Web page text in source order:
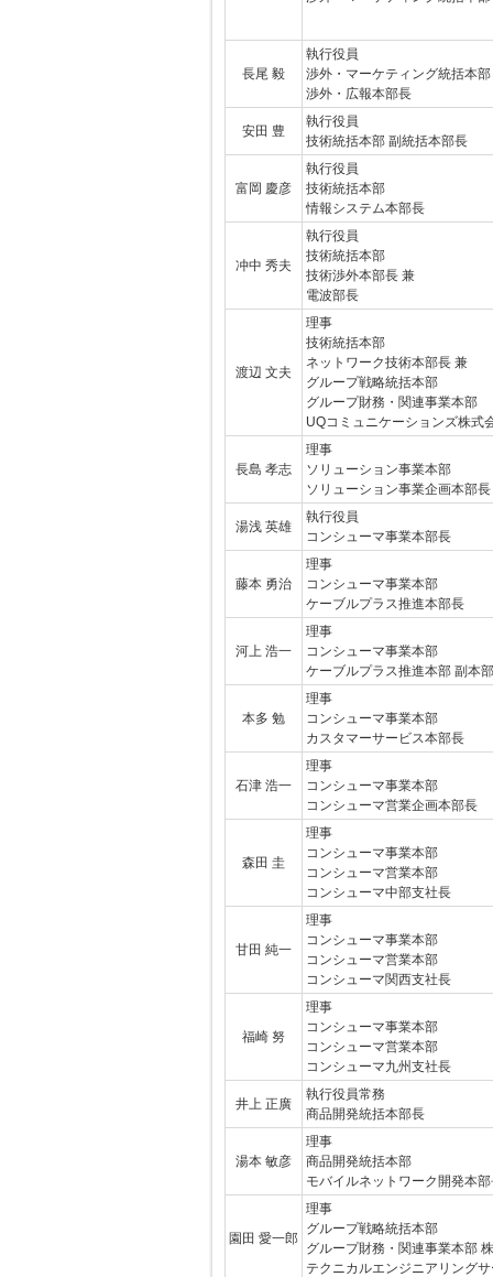
長尾 毅
執行役員
渉外・マーケティング統括本部
渉外・広報本部長
安田 豊
執行役員
技術統括本部 副統括本部長
富岡 慶彦
執行役員
技術統括本部
情報システム本部長
冲中 秀夫
執行役員
技術統括本部
技術渉外本部長 兼
電波部長
渡辺 文夫
理事
技術統括本部
ネットワーク技術本部長 兼
グループ戦略統括本部
グループ財務・関連事業本部
UQコミュニケーションズ株式
長島 孝志
理事
ソリューション事業本部
ソリューション事業企画本部長
湯浅 英雄
執行役員
コンシューマ事業本部長
藤本 勇治
理事
コンシューマ事業本部
ケーブルプラス推進本部長
河上 浩一
理事
コンシューマ事業本部
ケーブルプラス推進本部 副本
本多 勉
理事
コンシューマ事業本部
カスタマーサービス本部長
石津 浩一
理事
コンシューマ事業本部
コンシューマ営業企画本部長
森田 圭
理事
コンシューマ事業本部
コンシューマ営業本部
コンシューマ中部支社長
甘田 純一
理事
コンシューマ事業本部
コンシューマ営業本部
コンシューマ関西支社長
福崎 努
理事
コンシューマ事業本部
コンシューマ営業本部
コンシューマ九州支社長
井上 正廣
執行役員常務
商品開発統括本部長
湯本 敏彦
理事
商品開発統括本部
モバイルネットワーク開発本部
園田 愛一郎
理事
グループ戦略統括本部
グループ財務・関連事業本部
テクニカルエンジニアリング